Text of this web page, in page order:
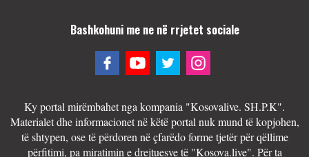
Bashkohuni me ne në rrjetet sociale
Ky portal mirëmbahet nga kompania "Kosovalive. SH.P.K".
Materialet dhe informacionet në këtë portal nuk mund të kopjohen,
të shtypen, ose të përdoren në çfarëdo forme tjetër për qëllime
përfitimi, pa miratimin e drejtuesve të "Kosova.live". Për ta